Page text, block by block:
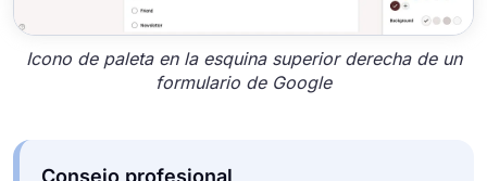
Icono de paleta en la esquina superior derecha de un
formulario de Google